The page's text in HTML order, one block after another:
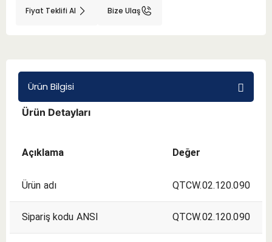
Fiyat Teklifi Al Bize Ulaş
Ürün Bilgisi
Ürün Detayları
Açıklama Değer
Ürün adı QTCW.02.120.090
Sipariş kodu ANSI QTCW.02.120.090